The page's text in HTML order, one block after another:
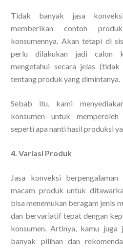
Tidak banyak jasa
memberikan contoh
konsumennya. Akan tetapi di
perlu dilakukan jadi calon
mengetahui secara jelas (tidak
tentang produk yang dimintanya.
Sebab itu, kami
konsumen untuk
seperti apa nanti hasil produksi
4. Variasi Produk
Jasa konveksi
macam produk untuk
bisa menemukan beragam jenis
dan bervariatif tepat dengan
konsumen. Artinya, kamu juga
banyak pilihan dan